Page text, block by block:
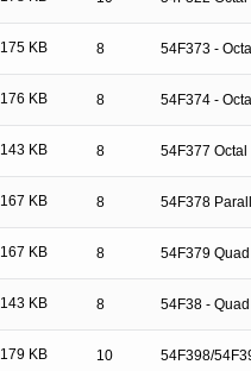
175 KB 8 54F373 -
176 KB 8 54F374 -
143 KB 8 54F377
167 KB 8 54F378
167 KB 8 54F379
143 KB 8 54F38 -
179 KB 10 54F398/